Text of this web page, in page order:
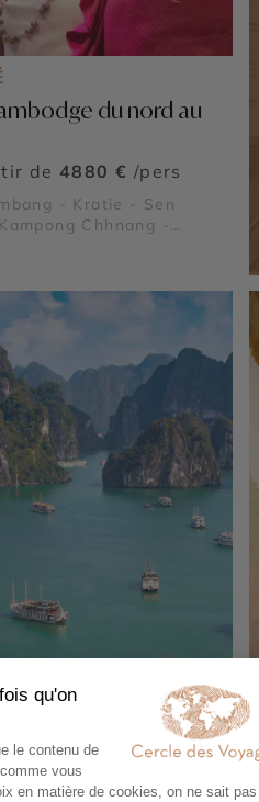
du nord au
de 4880 € /pers
- Kratie - Sen
Chhnang -